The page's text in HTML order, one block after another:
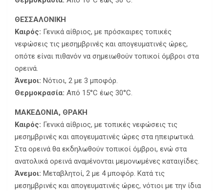
ΘΕΣΣΑΛΟΝΙΚΗ
Καιρός: Γενικά αίθριος, με πρόσκαιρες τοπικές
νεφώσεις τις μεσημβρινές και απογευματινές ώρες,
οπότε είναι πιθανόν να σημειωθούν τοπικοί όμβροι στα
ορεινά.
Άνεμοι: Νότιοι, 2 με 3 μποφόρ.
Θερμοκρασία: Από 15°C έως 30°C.
ΜΑΚΕΔΟΝΙΑ, ΘΡΑΚΗ
Καιρός: Γενικά αίθριος, με τοπικές νεφώσεις τις
μεσημβρινές και απογευματινές ώρες στα ηπειρωτικά.
Στα ορεινά θα εκδηλωθούν τοπικοί όμβροι, ενώ στα
ανατολικά ορεινά αναμένονται μεμονωμένες καταιγίδες.
Άνεμοι: Μεταβλητοί, 2 με 4 μποφόρ. Κατά τις
μεσημβρινές και απογευματινές ώρες, νότιοι με την ίδια